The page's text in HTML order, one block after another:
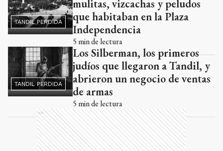
TANDIL PERDIDA
mulitas, vizcachas y peludos
que habitaban en la Plaza
Independencia
5 min de lectura
TANDIL PERDIDA
Los Silberman, los primeros
judíos que llegaron a Tandil, y
abrieron un negocio de ventas
de armas
5 min de lectura
Ads